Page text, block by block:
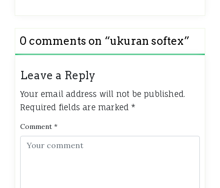
0 comments on “ukuran softex”
Leave a Reply
Your email address will not be published.
Required fields are marked *
Comment *